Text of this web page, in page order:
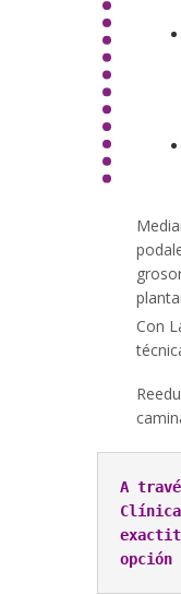
Con
A
Clínica
opción